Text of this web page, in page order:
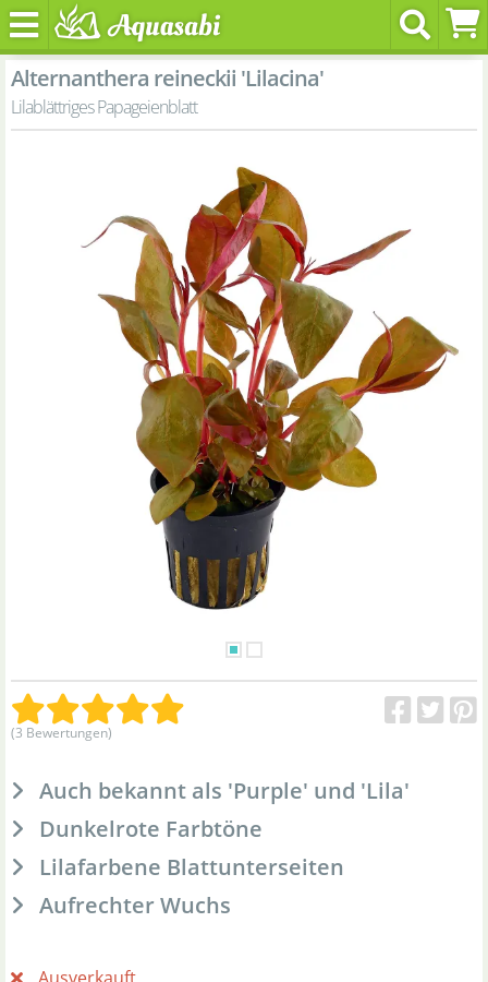
Alternanthera reineckii 'Lilacina'
Lilablättriges Papageienblatt
(3 Bewertungen)
Auch bekannt als 'Purple' und 'Lila'
Dunkelrote Farbtöne
Lilafarbene Blattunterseiten
Aufrechter Wuchs